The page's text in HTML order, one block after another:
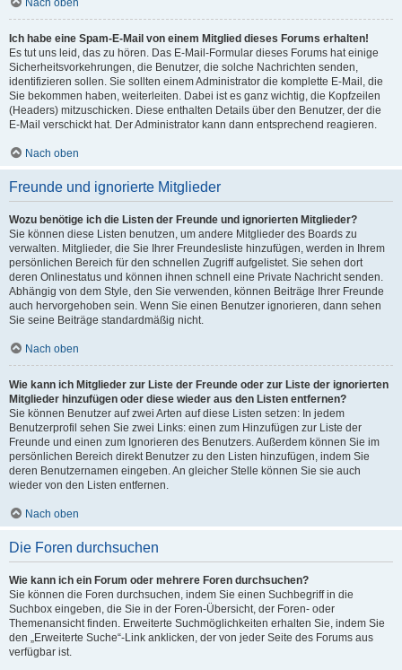
Nach oben
Ich habe eine Spam-E-Mail von einem Mitglied dieses Forums erhalten!
Es tut uns leid, das zu hören. Das E-Mail-Formular dieses Forums hat einige
Sicherheitsvorkehrungen, die Benutzer, die solche Nachrichten senden,
identifizieren sollen. Sie sollten einem Administrator die komplette E-Mail, die
Sie bekommen haben, weiterleiten. Dabei ist es ganz wichtig, die Kopfzeilen
(Headers) mitzuschicken. Diese enthalten Details über den Benutzer, der die
E-Mail verschickt hat. Der Administrator kann dann entsprechend reagieren.
Nach oben
Freunde und ignorierte Mitglieder
Wozu benötige ich die Listen der Freunde und ignorierten Mitglieder?
Sie können diese Listen benutzen, um andere Mitglieder des Boards zu
verwalten. Mitglieder, die Sie Ihrer Freundesliste hinzufügen, werden in Ihrem
persönlichen Bereich für den schnellen Zugriff aufgelistet. Sie sehen dort
deren Onlinestatus und können ihnen schnell eine Private Nachricht senden.
Abhängig von dem Style, den Sie verwenden, können Beiträge Ihrer Freunde
auch hervorgehoben sein. Wenn Sie einen Benutzer ignorieren, dann sehen
Sie seine Beiträge standardmäßig nicht.
Nach oben
Wie kann ich Mitglieder zur Liste der Freunde oder zur Liste der ignorierten
Mitglieder hinzufügen oder diese wieder aus den Listen entfernen?
Sie können Benutzer auf zwei Arten auf diese Listen setzen: In jedem
Benutzerprofil sehen Sie zwei Links: einen zum Hinzufügen zur Liste der
Freunde und einen zum Ignorieren des Benutzers. Außerdem können Sie im
persönlichen Bereich direkt Benutzer zu den Listen hinzufügen, indem Sie
deren Benutzernamen eingeben. An gleicher Stelle können Sie sie auch
wieder von den Listen entfernen.
Nach oben
Die Foren durchsuchen
Wie kann ich ein Forum oder mehrere Foren durchsuchen?
Sie können die Foren durchsuchen, indem Sie einen Suchbegriff in die
Suchbox eingeben, die Sie in der Foren-Übersicht, der Foren- oder
Themenansicht finden. Erweiterte Suchmöglichkeiten erhalten Sie, indem Sie
den „Erweiterte Suche“-Link anklicken, der von jeder Seite des Forums aus
verfügbar ist.